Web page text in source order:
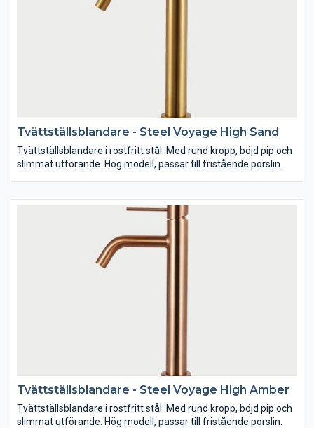
Tvättställsblandare - Steel Voyage High Sand
Tvättställsblandare i rostfritt stål. Med rund kropp, böjd pip och
slimmat utförande. Hög modell, passar till fristående porslin.
Tvättställsblandare - Steel Voyage High Amber
Tvättställsblandare i rostfritt stål. Med rund kropp, böjd pip och
slimmat utförande. Hög modell, passar till fristående porslin.